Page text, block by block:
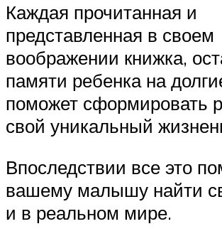
Каждая прочитанная и
представленная в своем
воображении книжка,
памяти ребенка на
поможет сформировать
свой уникальный
Впоследствии все это
вашему малышу найти
и в реальном мире.